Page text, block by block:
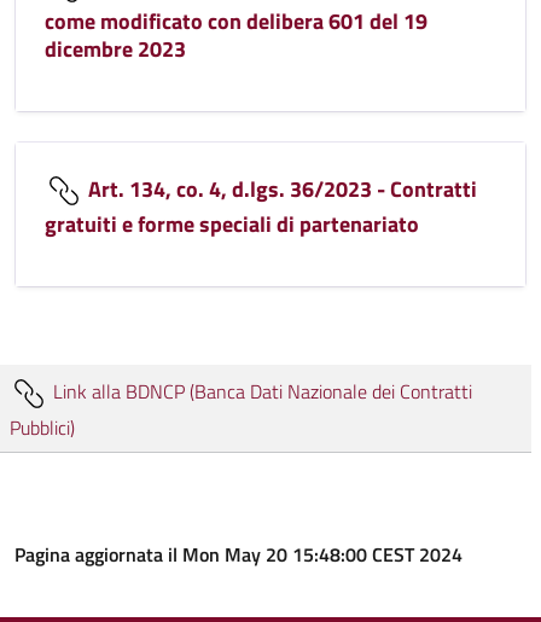
come modificato con delibera 601 del 19
dicembre 2023
Art. 134, co. 4, d.lgs. 36/2023 - Contratti
gratuiti e forme speciali di partenariato
Link alla BDNCP (Banca Dati Nazionale dei Contratti
Pubblici)
Pagina aggiornata il Mon May 20 15:48:00 CEST 2024